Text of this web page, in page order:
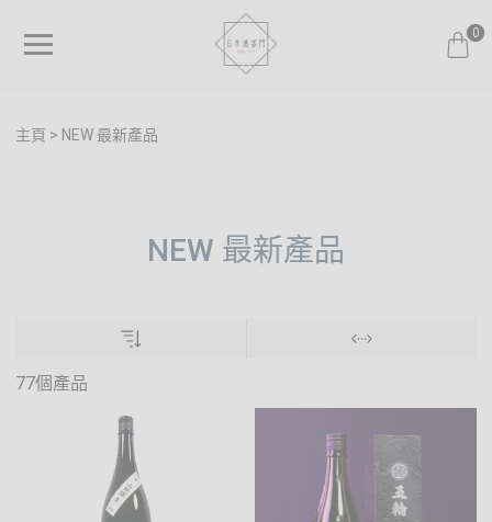
0
主頁 NEW 最新產品
NEW 最新產品
77個產品